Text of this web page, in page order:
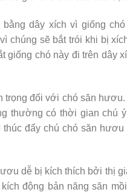
dây xích vì giống
chúng sẽ bắt trói khi bị
giống chó này đi trên dây
trọng đối với chó săn
thường có thời gian chú
đẩy chú chó săn
dễ bị kích thích bởi thị
động bản năng săn